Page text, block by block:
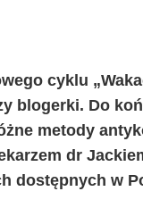
cyklu
blogerki. Do
metody
dr
dostępnych w